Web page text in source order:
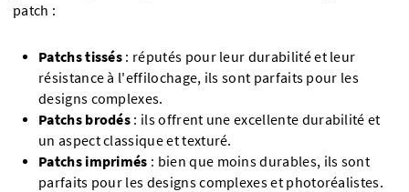
patch :
Patchs tissés : réputés pour leur durabilité et leur
résistance à l'effilochage, ils sont parfaits pour les
designs complexes.
Patchs brodés : ils offrent une excellente durabilité et
un aspect classique et texturé.
Patchs imprimés : bien que moins durables, ils sont
parfaits pour les designs complexes et photoréalistes.